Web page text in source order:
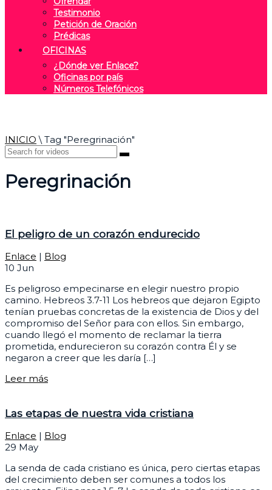
Testimonio
Petición de Oración
Prédicas
OFICINAS
¿Dónde ver Enlace?
Oficinas por país
Números Telefónicos
INICIO \ Tag "Peregrinación"
Peregrinación
El peligro de un corazón endurecido
Enlace | Blog
10 Jun
Es peligroso empecinarse en elegir nuestro propio
camino. Hebreos 3.7-11 Los hebreos que dejaron Egipto
tenían pruebas concretas de la existencia de Dios y del
compromiso del Señor para con ellos. Sin embargo,
cuando llegó el momento de reclamar la tierra
prometida, endurecieron su corazón contra Él y se
negaron a creer que les daría […]
Leer más
Las etapas de nuestra vida cristiana
Enlace | Blog
29 May
La senda de cada cristiano es única, pero ciertas etapas
del crecimiento deben ser comunes a todos los